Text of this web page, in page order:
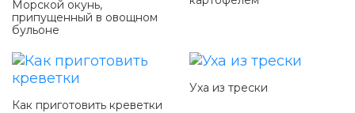
Морской окунь,
припущенный в овощном
бульоне
Как приготовить креветки
Уха из трески